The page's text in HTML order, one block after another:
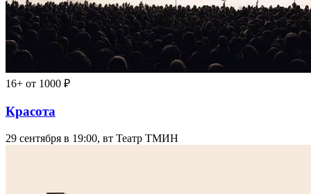
16+ от 1000 ₽
Красота
29 сентября в 19:00, вт Театр ТМИН